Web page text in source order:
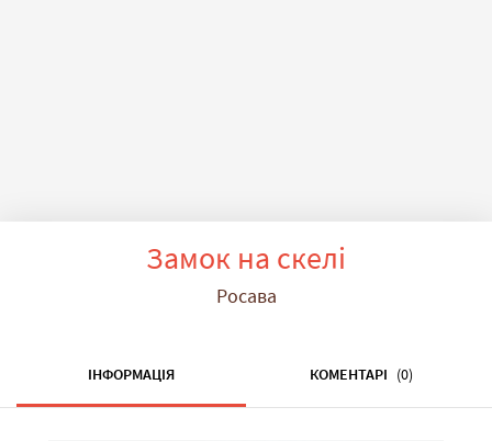
Замок на скелі
Росава
ІНФОРМАЦІЯ КОМЕНТАРІ (0)